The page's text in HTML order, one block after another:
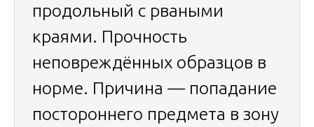
продольный с рваными
краями. Прочность
неповреждённых образцов в
норме. Причина — попадание
постороннего предмета в зону